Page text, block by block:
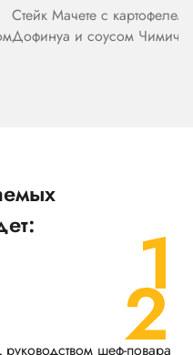
Стейк Мачете с картофелем
Дофинуа и соусом
шеф-повара